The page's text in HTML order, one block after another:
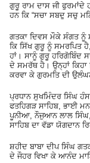
ਗੁਰੂ ਰਾਮ ਦਾਸ ਜੀ ਫੁਰਮਾਂਦੇ
ਹਨ ਕਿ “ਸਚਾ ਸਬਦੁ ਸਚੁ
ਗਤਕਾ ਦਿਵਸ ਮੌਕੇ ਸੰਗਤ ਨੂੰ
ਕਿ ਸਿੱਖ ਗੁਰੂ ਨੂੰ ਸਮਰਪਿਤ
ਹਾਂ। ਸਾਨੂੰ ਗੁਰੂ ਹਰਿਗੋਬਿੰਦ
ਦੇ ਸਮਰੱਥ ਹੈ। ਉਨ੍ਹਾਂ ਕਿਹਾ
ਕਰਵਾ ਕੇ ਗੁਰਮਤਿ ਦੀ
ਪ੍ਰਧਾਨ ਸੁਖਮਿੰਦਰ ਸਿੰਘ
ਫਤਹਿਗੜ ਸਾਹਿਬ, ਭਾਈ
ਪੂਨੀਆ, ਨੌਜੁਆਨ ਲਾਲ
ਸਾਹਿਬ ਦਾ ਵੱਡਾ ਯੋਗਦਾਨ
ਸ਼ਹੀਦ ਬਾਬਾ ਦੀਪ ਸਿੰਘ
ਦੇ ਜੌਹਰ ਵਿਖਾ ਕੇ ਆਨੰਦ